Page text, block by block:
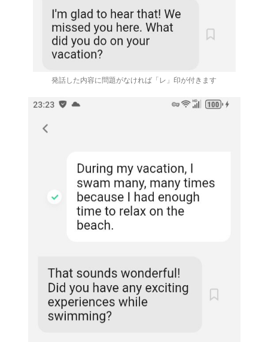
発話した内容に問題がなければ「レ」印が付きます